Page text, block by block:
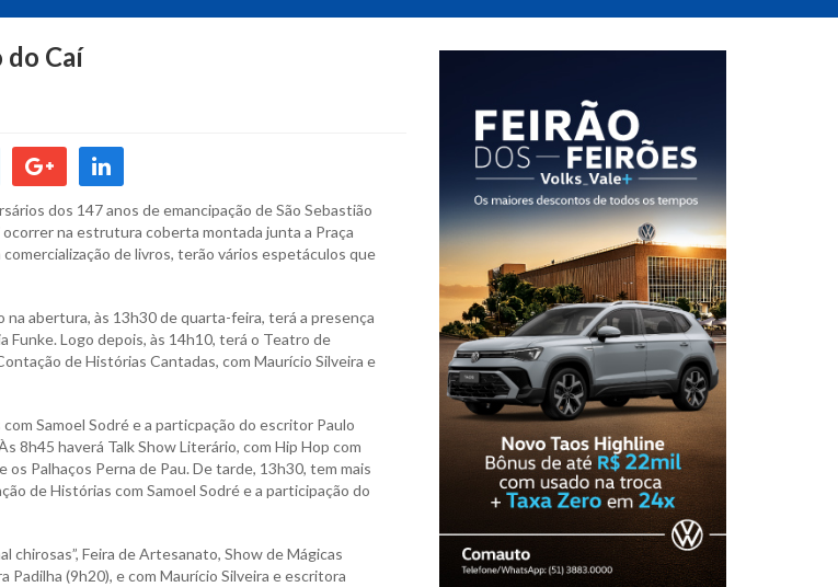
do Caí
dos 147 anos de emancipação de São Sebastião
ocorrer na estrutura coberta montada junta a Praça
de livros, terão vários espetáculos que
abertura, às 13h30 de quarta-feira, terá a presença
Funke. Logo depois, às 14h10, terá o Teatro de
de Histórias Cantadas, com Maurício Silveira e
Samoel Sodré e a particpação do escritor Paulo
8h45 haverá Talk Show Literário, com Hip Hop com
os Palhaços Perna de Pau. De tarde, 13h30, tem mais
de Histórias com Samoel Sodré e a participação do
Feira de Artesanato, Show de Mágicas
(9h20), e com Maurício Silveira e escritora